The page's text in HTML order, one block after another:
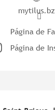
Página de
Página de